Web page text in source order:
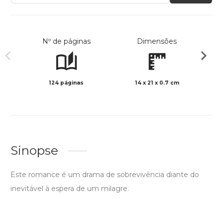
Nº de páginas
124 páginas
Dimensões
14 x 21 x 0.7 cm
Sinopse
Este romance é um drama de sobrevivência diante do
inevitável à espera de um milagre.